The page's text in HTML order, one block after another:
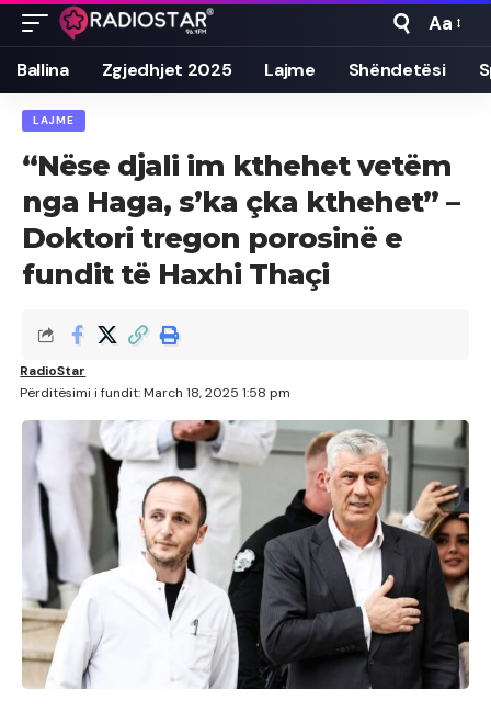
Font
Resizer
Aa
Ballina Zgjedhjet 2025 Lajme Shëndetësi
LAJME
“Nëse djali im kthehet vetëm
nga Haga, s’ka çka kthehet” –
Doktori tregon porosinë e
fundit të Haxhi Thaçi
Përditësimi i fundit: March 18, 2025 1:58 pm
RadioStar